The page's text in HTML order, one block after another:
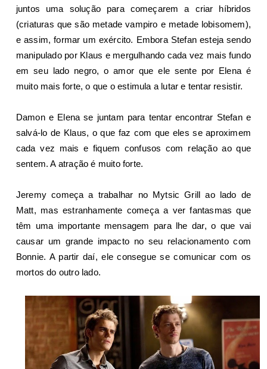
juntos uma solução para começarem a criar híbridos
(criaturas que são metade vampiro e metade lobisomem),
e assim, formar um exército. Embora Stefan esteja sendo
manipulado por Klaus e mergulhando cada vez mais fundo
em seu lado negro, o amor que ele sente por Elena é
muito mais forte, o que o estimula a lutar e tentar resistir.
Damon e Elena se juntam para tentar encontrar Stefan e
salvá-lo de Klaus, o que faz com que eles se aproximem
cada vez mais e fiquem confusos com relação ao que
sentem. A atração é muito forte.
Jeremy começa a trabalhar no Mytsic Grill ao lado de
Matt, mas estranhamente começa a ver fantasmas que
têm uma importante mensagem para lhe dar, o que vai
causar um grande impacto no seu relacionamento com
Bonnie. A partir daí, ele consegue se comunicar com os
mortos do outro lado.